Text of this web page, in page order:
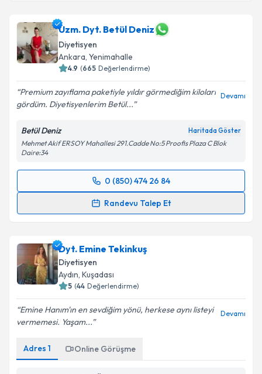
Uzm. Dyt. Betül Deniz
Diyetisyen
Ankara, Yenimahalle
4.9 (665 Değerlendirme)
Premium zayıflama paketiyle yıldır görmediğim kiloları
gördüm. Diyetisyenlerim Betül...
Devamı
Betül Deniz Haritada Göster
Mehmet Akif ERSOY Mahallesi 291.Cadde No:5 Proofis Plaza C Blok
Daire:34
0 (850) 474 26 84
Randevu Talep Et
Randevu Takvimi Talebi
takvim hazırlandığında e-posta ile bilgilendireceğiz.
E-posta Adresiniz
Kişisel verilerimin işlenmesine ilişkin
kapsamda işlenmesini kabul ediyorum.
Dyt. Emine Tekinkuş
Diyetisyen
Aydın, Kuşadası
5 (44 Değerlendirme)
Emine Hanım'ın en sevdiğim yönü, herkese aynı listeyi
vermemesi. Yaşam...
Devamı
Adres 1 Online Görüşme